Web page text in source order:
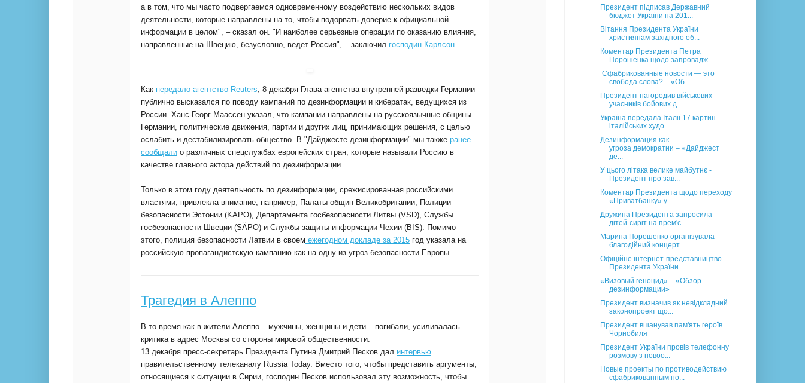
а в том, что мы часто подвергаемся одновременному воздействию нескольких видов
деятельности, которые направлены на то, чтобы подорвать доверие к официальной
информации в целом", – сказал он. "И наиболее серьезные операции по оказанию влияния,
направленные на Швецию, безусловно, ведет Россия", – заключил господин Карлсон.
Как передало агентство Reuters, 8 декабря Глава агентства внутренней разведки Германии
публично высказался по поводу кампаний по дезинформации и кибератак, ведущихся из
России. Ханс-Георг Маассен указал, что кампании направлены на русскоязычные общины
Германии, политические движения, партии и других лиц, принимающих решения, с целью
ослабить и дестабилизировать общество. В "Дайджесте дезинформации" мы также pанее
сообщали о различных спецслужбах европейских стран, которые называли Россию в
качестве главного актора действий по дезинформации.
Только в этом году деятельность по дезинформации, срежисированная российскими
властями, привлекла внимание, например, Палаты общин Великобритании, Полиции
безопасности Эстонии (KAPO), Департамента госбезопасности Литвы (VSD), Службы
госбезопасности Швеции (SÄPO) и Службы защиты информации Чехии (BIS). Помимо
этого, полиция безопасности Латвии в своем ежегодном докладе за 2015 год указала на
российскую пропагандистскую кампанию как на одну из угроз безопасности Европы.
Трагедия в Алеппо
В то время как в жители Алеппо – мужчины, женщины и дети – погибали, усиливалась
критика в адрес Москвы со стороны мировой общественности.
13 декабря пресс-секретарь Президента Путина Дмитрий Песков дал интервью
правительственному телеканалу Russia Today. Вместо того, чтобы представить аргументы,
относящиеся к ситуации в Сирии, господин Песков использовал эту возможность, чтобы
Президент підписав Державний
бюджет України на 201...
Вітання Президента України
християнам західного об...
Коментар Президента Петра
Порошенка щодо запровадж...
Сфабрикованные новости — это
свобода слова? – «Об...
Президент нагородив військових-
учасників бойових д...
Україна передала Італії 17 картин
італійських худо...
Дезинформация как
угроза демократии – «Дайджест
де...
У цього літака велике майбутнє -
Президент про зав...
Коментар Президента щодо переходу
«Приватбанку» у ...
Дружина Президента запросила
дітей-сиріт на прем'є...
Марина Порошенко організувала
благодійний концерт ...
Офіційне інтернет-представництво
Президента України
«Визовый геноцид» – «Обзор
дезинформации»
Президент визначив як невідкладний
законопроект що...
Президент вшанував пам'ять героїв
Чорнобиля
Президент України провів телефонну
розмову з новоо...
Новые проекты по противодействию
сфабрикованным но...